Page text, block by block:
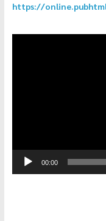
https://
00:00